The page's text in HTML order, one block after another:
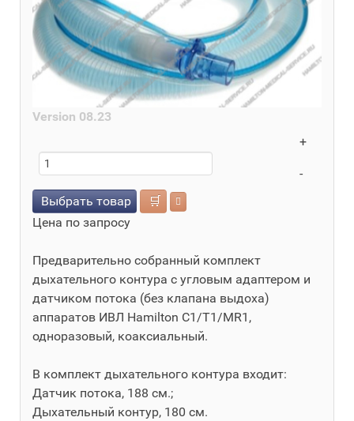
Version 08.23
+
-
Выбрать товар
🛒
Цена по запросу
Предварительно собранный комплект
дыхательного контура с угловым адаптером и
датчиком потока (без клапана выдоха)
аппаратов ИВЛ Hamilton C1/T1/MR1,
одноразовый, коаксиальный.
В комплект дыхательного контура входит:
Датчик потока, 188 см.;
Дыхательный контур, 180 см.